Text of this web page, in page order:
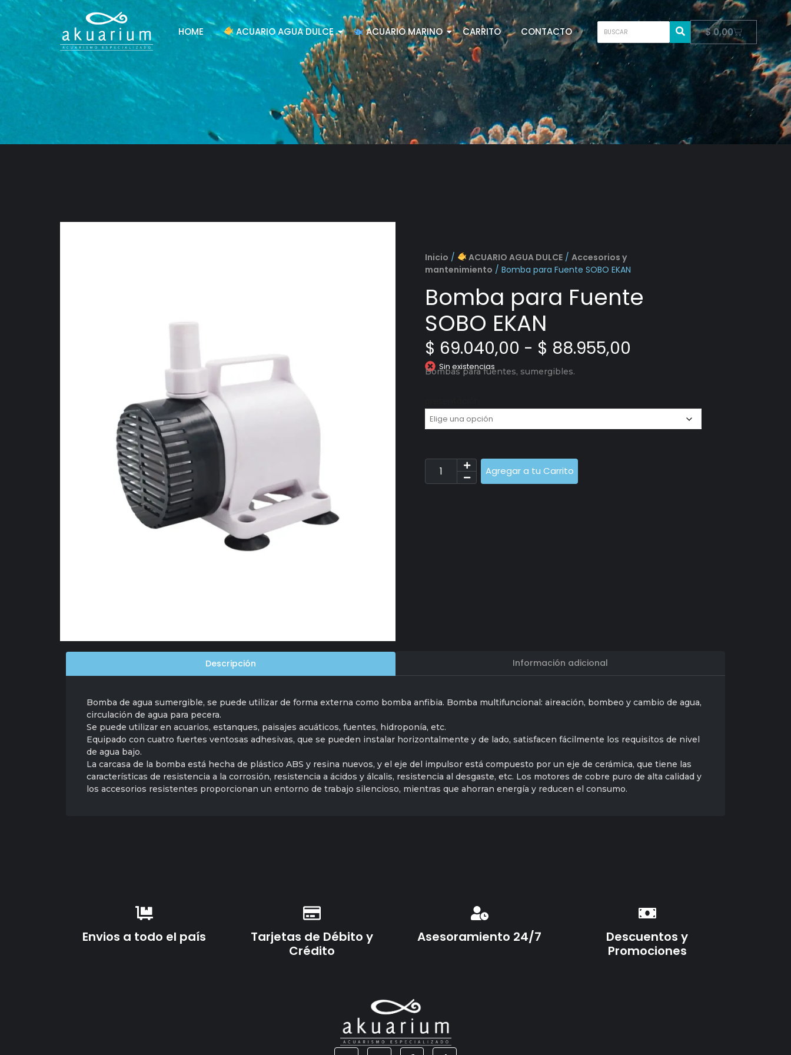
$0,00
HOME ACUARIO AGUA DULCE ACUARIO MARINO CARRITO CONTACTO
Inicio / ACUARIO AGUA DULCE/ Accesorios y
mantenimiento / Bomba para Fuente SOBO EKAN
Bomba para Fuente
SOBO EKAN
$ 69.040,00 - $ 88.955,00
Sin existencias
Bombas para fuentes, sumergibles.
Agregar a tu Carrito
Descripción Información adicional
Bomba de agua sumergible, se puede utilizar de forma externa como bomba anfibia. Bomba multifuncional: aireación, bombeo y cambio de agua,
circulación de agua para pecera.
Se puede utilizar en acuarios, estanques, paisajes acuáticos, fuentes, hidroponía, etc.
Equipado con cuatro fuertes ventosas adhesivas, que se pueden instalar horizontalmente y de lado, satisfacen fácilmente los requisitos de nivel
de agua bajo.
La carcasa de la bomba está hecha de plástico ABS y resina nuevos, y el eje del impulsor está compuesto por un eje de cerámica, que tiene las
características de resistencia a la corrosión, resistencia a ácidos y álcalis, resistencia al desgaste, etc. Los motores de cobre puro de alta calidad y
los accesorios resistentes proporcionan un entorno de trabajo silencioso, mientras que ahorran energía y reducen el consumo.
Envios a todo el país
Tarjetas de Débito y
Crédito
Asesoramiento 24/7
Descuentos y
Promociones